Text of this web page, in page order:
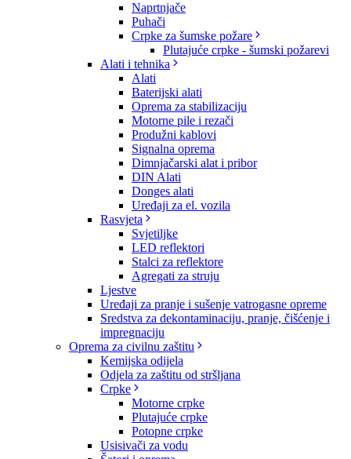
Naprtnjače
Puhači
Crpke za šumske požare
Plutajuće crpke - šumski požarevi
Alati i tehnika
Alati
Baterijski alati
Oprema za stabilizaciju
Motorne pile i rezači
Produžni kablovi
Signalna oprema
Dimnjačarski alat i pribor
DIN Alati
Donges alati
Uređaji za el. vozila
Rasvjeta
Svjetiljke
LED reflektori
Stalci za reflektore
Agregati za struju
Ljestve
Uređaji za pranje i sušenje vatrogasne opreme
Sredstva za dekontaminaciju, pranje, čišćenje i
impregnaciju
Oprema za civilnu zaštitu
Kemijska odijela
Odjela za zaštitu od stršljana
Crpke
Motorne crpke
Plutajuće crpke
Potopne crpke
Usisivači za vodu